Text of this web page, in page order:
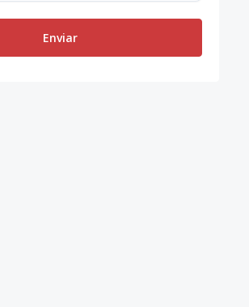
Enviar